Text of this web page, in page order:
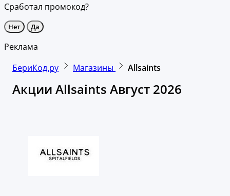
Сработал промокод?
Нет Да
Реклама
БериКод.ру
Магазины Allsaints
Акции Allsaints Август 2026